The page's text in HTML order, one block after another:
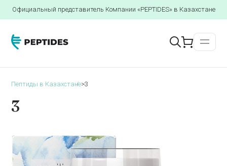
Официальный представитель Компании «PEPTIDES» в Казахстане
Пептиды в Казахстане>3
3